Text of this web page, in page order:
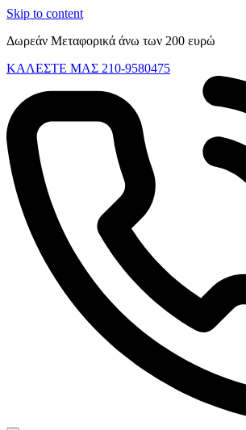
Skip to content
Δωρεάν Μεταφορικά άνω των 200 ευρώ
ΚΑΛΕΣΤΕ ΜΑΣ 210-9580475